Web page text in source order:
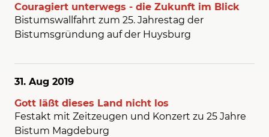
Couragiert unterwegs - die Zukunft im Blick
Bistumswallfahrt zum 25. Jahrestag der
Bistumsgründung auf der Huysburg
31. Aug 2019
Gott läßt dieses Land nicht los
Festakt mit Zeitzeugen und Konzert zu 25 Jahre
Bistum Magdeburg